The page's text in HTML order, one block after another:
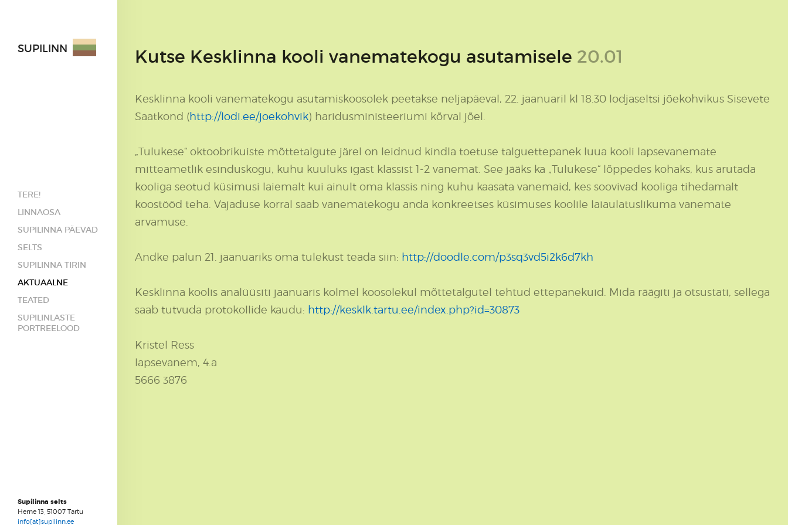
SUPILINN
TERE!
LINNAOSA
SUPILINNA PÄEVAD
SELTS
SUPILINNA TIRIN
AKTUAALNE
TEATED
SUPILINLASTE
PORTREELOOD
Kutse Kesklinna kooli vanematekogu asutamisele 20.01
Kesklinna kooli vanematekogu asutamiskoosolek peetakse neljapäeval, 22. jaanuaril kl 18.30 lodjaseltsi jõekohvikus Sisevete
Saatkond (http://lodi.ee/joekohvik) haridusministeeriumi kõrval jõel.
„Tulukese“ oktoobrikuiste mõttetalgute järel on leidnud kindla toetuse talguettepanek luua kooli lapsevanemate
mitteametlik esinduskogu, kuhu kuuluks igast klassist 1-2 vanemat. See jääks ka „Tulukese“ lõppedes kohaks, kus arutada
kooliga seotud küsimusi laiemalt kui ainult oma klassis ning kuhu kaasata vanemaid, kes soovivad kooliga tihedamalt
koostööd teha. Vajaduse korral saab vanematekogu anda konkreetses küsimuses koolile laiaulatuslikuma vanemate
arvamuse.
Andke palun 21. jaanuariks oma tulekust teada siin: http://doodle.com/p3sq3vd5i2k6d7kh
Kesklinna koolis analüüsiti jaanuaris kolmel koosolekul mõttetalgutel tehtud ettepanekuid. Mida räägiti ja otsustati, sellega
saab tutvuda protokollide kaudu: http://kesklk.tartu.ee/index.php?id=30873
Kristel Ress
lapsevanem, 4.a
5666 3876
Supilinna selts
Herne 13, 51007 Tartu
info[at]supilinn.ee